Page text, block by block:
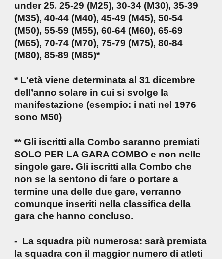
under 25, 25-29 (M25), 30-34 (M30), 35-39
(M35), 40-44 (M40), 45-49 (M45), 50-54
(M50), 55-59 (M55), 60-64 (M60), 65-69
(M65), 70-74 (M70), 75-79 (M75), 80-84
(M80), 85-89 (M85)*
* L'età viene determinata al 31 dicembre
dell’anno solare in cui si svolge la
manifestazione (esempio: i nati nel 1976
sono M50)
** Gli iscritti alla Combo saranno premiati
SOLO PER LA GARA COMBO e non nelle
singole gare. Gli iscritti alla Combo che
non se la sentono di fare o portare a
termine una delle due gare, verranno
comunque inseriti nella classifica della
gara che hanno concluso.
- La squadra più numerosa: sarà premiata
la squadra con il maggior numero di atleti